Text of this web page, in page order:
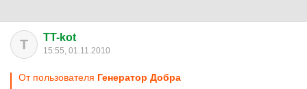
T TT-kot
15:55, 01.11.2010
От пользователя Генератор Добра